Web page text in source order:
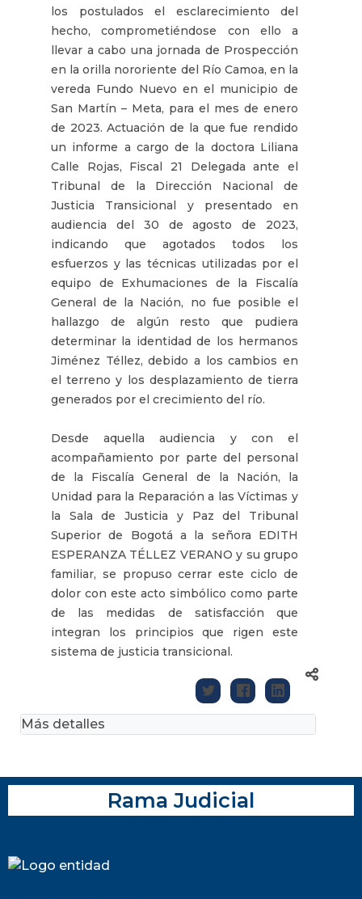
los postulados el esclarecimiento del
hecho, comprometiéndose con ello a
llevar a cabo una jornada de Prospección
en la orilla nororiente del Río Camoa, en la
vereda Fundo Nuevo en el municipio de
San Martín – Meta, para el mes de enero
de 2023. Actuación de la que fue rendido
un informe a cargo de la doctora Liliana
Calle Rojas, Fiscal 21 Delegada ante el
Tribunal de la Dirección Nacional de
Justicia Transicional y presentado en
audiencia del 30 de agosto de 2023,
indicando que agotados todos los
esfuerzos y las técnicas utilizadas por el
equipo de Exhumaciones de la Fiscalía
General de la Nación, no fue posible el
hallazgo de algún resto que pudiera
determinar la identidad de los hermanos
Jiménez Téllez, debido a los cambios en
el terreno y los desplazamiento de tierra
generados por el crecimiento del río.
Desde aquella audiencia y con el
acompañamiento por parte del personal
de la Fiscalía General de la Nación, la
Unidad para la Reparación a las Víctimas y
la Sala de Justicia y Paz del Tribunal
Superior de Bogotá a la señora EDITH
ESPERANZA TÉLLEZ VERANO y su grupo
familiar, se propuso cerrar este ciclo de
dolor con este acto simbólico como parte
de las medidas de satisfacción que
integran los principios que rigen este
sistema de justicia transicional.
Más detalles
Rama Judicial